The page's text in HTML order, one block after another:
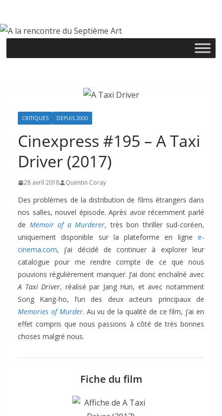
contenu
CRITIQUES DEPUIS 2000
Cinexpress #195 – A Taxi
Driver (2017)
28 avril 2018 Quentin Coray
Des problèmes de la distribution de films étrangers dans
nos salles, nouvel épisode. Après avoir récemment parlé
de Memoir of a Murderer, très bon thriller sud-coréen,
uniquement disponible sur la plateforme en ligne e-
cinema.com, j’ai décidé de continuer à explorer leur
catalogue pour me rendre compte de ce que nous
pouvions régulièrement manquer. J’ai donc enchaîné avec
A Taxi Driver, réalisé par Jang Hun, et avec notamment
Song Kang-ho, l’un des deux acteurs principaux de
Memories of Murder. Au vu de la qualité de ce film, j’ai en
effet compris que nous passions à côté de très bonnes
choses malgré nous.
Fiche du film